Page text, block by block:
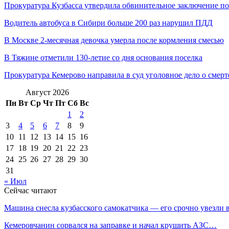
Прокуратура Кузбасса утвердила обвинительное заключение
Водитель автобуса в Сибири больше 200 раз нарушил ПДД
В Москве 2-месячная девочка умерла после кормления смесью
В Тяжине отметили 130-летие со дня основания поселка
Прокуратура Кемерово направила в суд уголовное дело о
Август 2026
Пн Вт Ср Чт Пт Сб Вс
1
2
3
4 5 6 7 8
9
10 11 12 13 14 15 16
17 18 19 20 21 22 23
24 25 26 27 28 29 30
31
« Июл
Сейчас читают
Машина снесла кузбасского самокатчика — его срочно увезли
Кемеровчанин сорвался на заправке и начал крушить АЗС…